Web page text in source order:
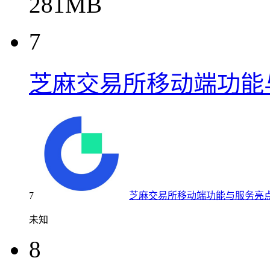
7
芝麻交易所移动端功
7 芝麻交易所移动端功能与服务亮
未知
8